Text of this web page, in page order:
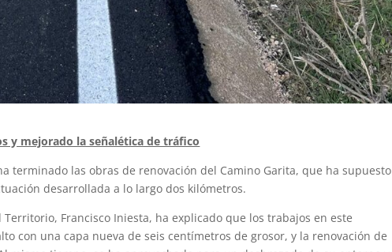
y mejorado la señalética de tráfico
terminado las obras de renovación del Camino Garita, que ha supuesto
desarrollada a lo largo dos kilómetros.
Francisco Iniesta, ha explicado que los trabajos en este
con una capa nueva de seis centímetros de grosor, y la renovación de